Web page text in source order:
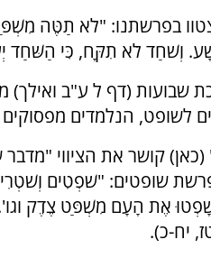
בפרשתנו: "לֹא תַטֶּה
וְשֹׁחַד לֹא תִקָּח, כִּי הַשֹּׁחַד
שבועות (דף ל ע"ב ואילך)
לשופט, הנלמדים
קושר את הציווי "מדבר
שופטים: "שֹׁפְטִים
אֶת הָעָם מִשְׁפַּט צֶדֶק
יח-כ).